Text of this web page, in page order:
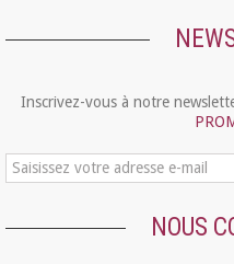
Inscrivez-vous à notre
NOUS